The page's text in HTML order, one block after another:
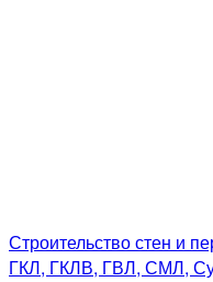
Строительство стен и
ГКЛ, ГКЛВ, ГВЛ, СМЛ,